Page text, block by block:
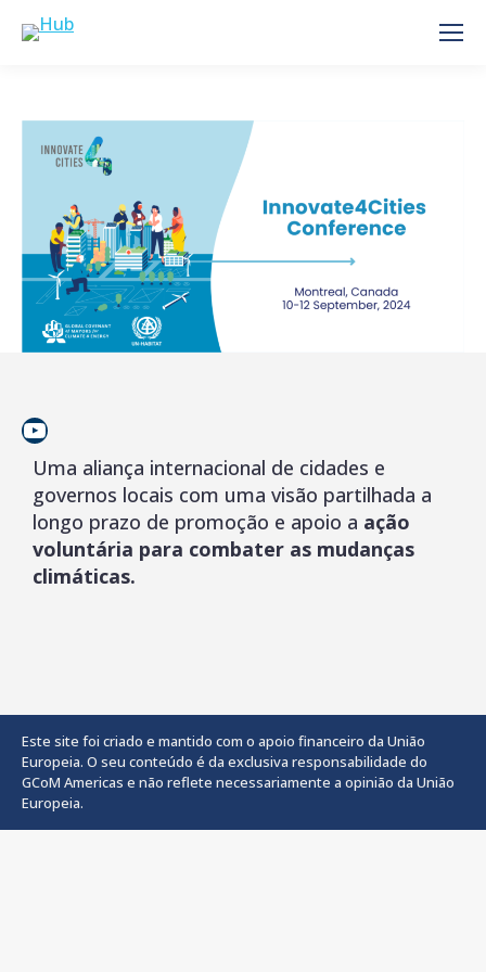
YouTube
Uma aliança internacional de cidades e
governos locais com uma visão partilhada a
longo prazo de promoção e apoio a ação
voluntária para combater as mudanças
climáticas.
Este site foi criado e mantido com o apoio financeiro da União
Europeia. O seu conteúdo é da exclusiva responsabilidade do
GCoM Americas e não reflete necessariamente a opinião da União
Europeia.